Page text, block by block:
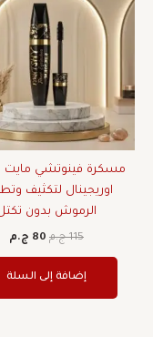
مسكرة فينوتشي مايت
اوريجينال لتكثيف
الرموش بدون
115 ج.م
هو:
115 ج.م.
80 ج.م
إضافة إلى السلة